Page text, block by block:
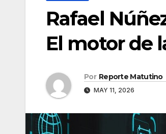
Rafael
El motor de
Por Reporte Matutino
MAY 11, 2026